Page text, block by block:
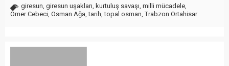
giresun giresun uşakları kurtuluş savaşı milli mücadele
Ömer Cebeci Osman Ağa ,tarih ,topal osman ,Trabzon Ortahisar